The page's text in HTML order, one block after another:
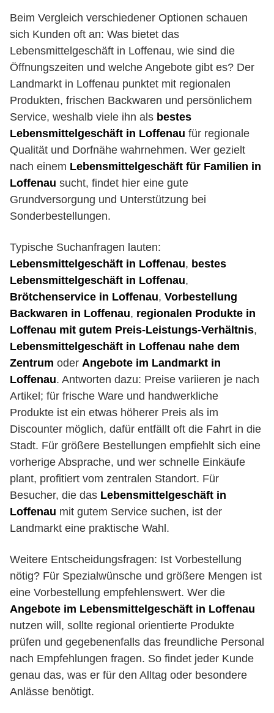
Beim Vergleich verschiedener Optionen schauen
sich Kunden oft an: Was bietet das
Lebensmittelgeschäft in Loffenau, wie sind die
Öffnungszeiten und welche Angebote gibt es? Der
Landmarkt in Loffenau punktet mit regionalen
Produkten, frischen Backwaren und persönlichem
Service, weshalb viele ihn als bestes
Lebensmittelgeschäft in Loffenau für regionale
Qualität und Dorfnähe wahrnehmen. Wer gezielt
nach einem Lebensmittelgeschäft für Familien in
Loffenau sucht, findet hier eine gute
Grundversorgung und Unterstützung bei
Sonderbestellungen.
Typische Suchanfragen lauten:
Lebensmittelgeschäft in Loffenau, bestes
Lebensmittelgeschäft in Loffenau,
Brötchenservice in Loffenau, Vorbestellung
Backwaren in Loffenau, regionalen Produkte in
Loffenau mit gutem Preis-Leistungs-Verhältnis,
Lebensmittelgeschäft in Loffenau nahe dem
Zentrum oder Angebote im Landmarkt in
Loffenau. Antworten dazu: Preise variieren je nach
Artikel; für frische Ware und handwerkliche
Produkte ist ein etwas höherer Preis als im
Discounter möglich, dafür entfällt oft die Fahrt in die
Stadt. Für größere Bestellungen empfiehlt sich eine
vorherige Absprache, und wer schnelle Einkäufe
plant, profitiert vom zentralen Standort. Für
Besucher, die das Lebensmittelgeschäft in
Loffenau mit gutem Service suchen, ist der
Landmarkt eine praktische Wahl.
Weitere Entscheidungsfragen: Ist Vorbestellung
nötig? Für Spezialwünsche und größere Mengen ist
eine Vorbestellung empfehlenswert. Wer die
Angebote im Lebensmittelgeschäft in Loffenau
nutzen will, sollte regional orientierte Produkte
prüfen und gegebenenfalls das freundliche Personal
nach Empfehlungen fragen. So findet jeder Kunde
genau das, was er für den Alltag oder besondere
Anlässe benötigt.